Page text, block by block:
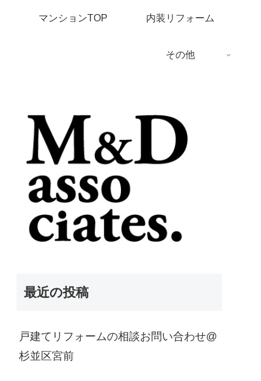
マンションTOP 内装リフォーム
その他
最近の投稿
戸建てリフォームの相談お問い合わせ@
杉並区宮前